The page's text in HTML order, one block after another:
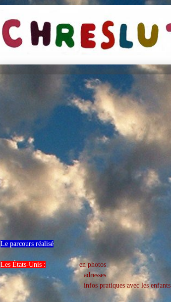
Le parcours réalisé
Les États-Unis :
en photos
adresses
infos pratiques avec les enfants